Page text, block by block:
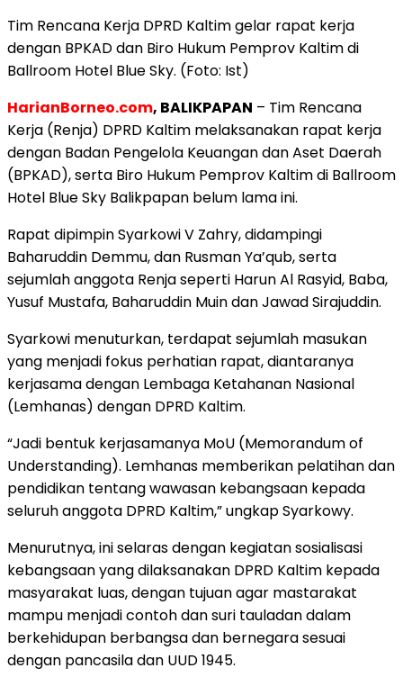
Tim Rencana Kerja DPRD Kaltim gelar rapat kerja
dengan BPKAD dan Biro Hukum Pemprov Kaltim di
Ballroom Hotel Blue Sky. (Foto: Ist)
HarianBorneo.com, BALIKPAPAN – Tim Rencana
Kerja (Renja) DPRD Kaltim melaksanakan rapat kerja
dengan Badan Pengelola Keuangan dan Aset Daerah
(BPKAD), serta Biro Hukum Pemprov Kaltim di Ballroom
Hotel Blue Sky Balikpapan belum lama ini.
Rapat dipimpin Syarkowi V Zahry, didampingi
Baharuddin Demmu, dan Rusman Ya’qub, serta
sejumlah anggota Renja seperti Harun Al Rasyid, Baba,
Yusuf Mustafa, Baharuddin Muin dan Jawad Sirajuddin.
Syarkowi menuturkan, terdapat sejumlah masukan
yang menjadi fokus perhatian rapat, diantaranya
kerjasama dengan Lembaga Ketahanan Nasional
(Lemhanas) dengan DPRD Kaltim.
“Jadi bentuk kerjasamanya MoU (Memorandum of
Understanding). Lemhanas memberikan pelatihan dan
pendidikan tentang wawasan kebangsaan kepada
seluruh anggota DPRD Kaltim,” ungkap Syarkowy.
Menurutnya, ini selaras dengan kegiatan sosialisasi
kebangsaan yang dilaksanakan DPRD Kaltim kepada
masyarakat luas, dengan tujuan agar mastarakat
mampu menjadi contoh dan suri tauladan dalam
berkehidupan berbangsa dan bernegara sesuai
dengan pancasila dan UUD 1945.